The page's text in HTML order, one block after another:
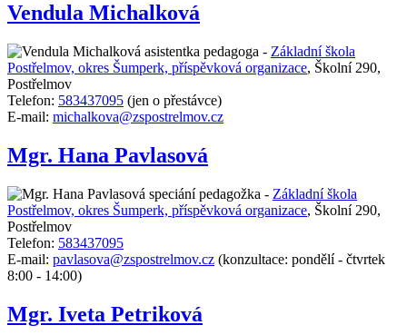
Vendula Michalková
asistentka pedagoga - Základní škola
Postřelmov, okres Šumperk, příspěvková organizace, Školní 290,
Postřelmov
Telefon: 583437095 (jen o přestávce)
E-mail: michalkova@zspostrelmov.cz
Mgr. Hana Pavlasová
speciání pedagožka - Základní škola
Postřelmov, okres Šumperk, příspěvková organizace, Školní 290,
Postřelmov
Telefon: 583437095
E-mail: pavlasova@zspostrelmov.cz (konzultace: pondělí - čtvrtek
8:00 - 14:00)
Mgr. Iveta Petriková